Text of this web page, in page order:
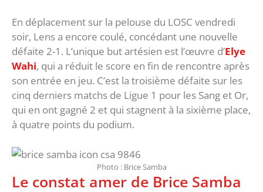
En déplacement sur la pelouse du LOSC vendredi
soir, Lens a encore coulé, concédant une nouvelle
défaite 2-1. L’unique but artésien est l’œuvre d’Elye
Wahi, qui a réduit le score en fin de rencontre après
son entrée en jeu. C’est la troisième défaite sur les
cinq derniers matchs de Ligue 1 pour les Sang et Or,
qui en ont gagné 2 et qui stagnent à la sixième place,
à quatre points du podium.
Photo : Brice Samba
Le constat amer de Brice Samba